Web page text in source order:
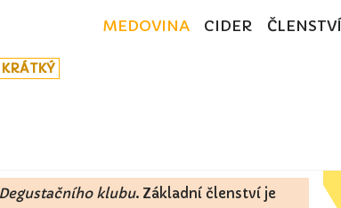
MEDOVINA CIDER ČLENSTVÍ
Degustačního klubu. Základní členství je